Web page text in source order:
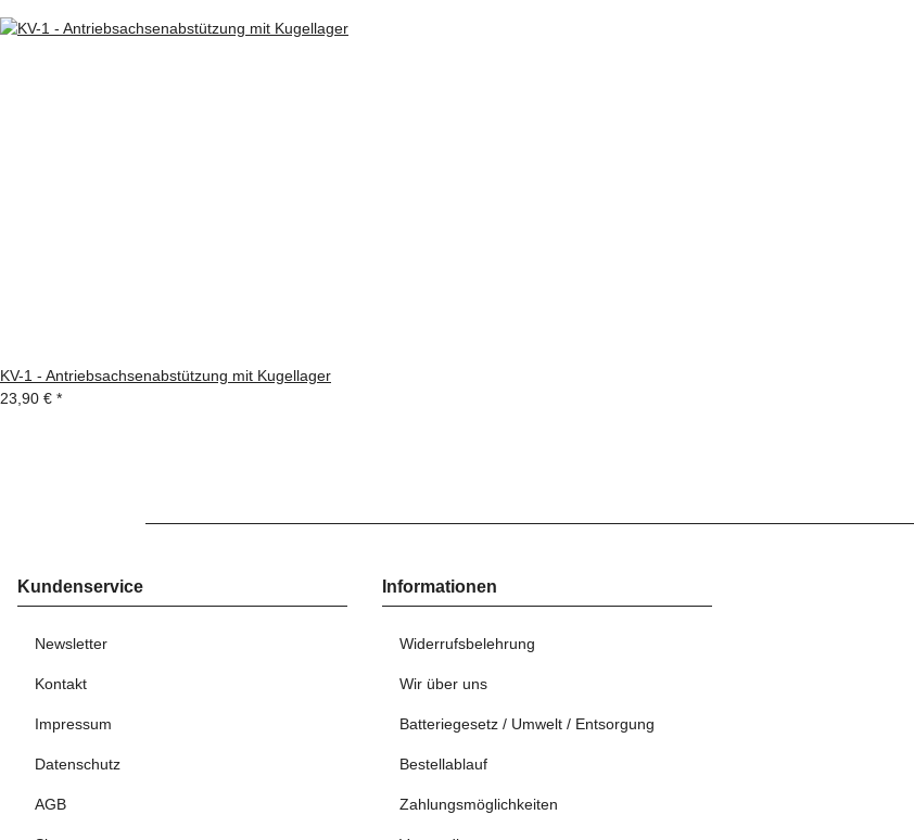
KV-1 - Antriebsachsenabstützung mit Kugellager
23,90 € *
Kundenservice
Newsletter
Kontakt
Impressum
Datenschutz
AGB
Informationen
Widerrufsbelehrung
Wir über uns
Batteriegesetz / Umwelt / Entsorgung
Bestellablauf
Zahlungsmöglichkeiten